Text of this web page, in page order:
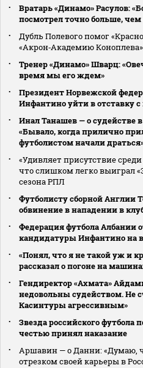
Вратарь «Динамо» Расулов:
посмотрел точно больше,
Дубль Полевого помог
«Акрон‑Академию
Тренер «Динамо» Шварц:
время мы его ждем»
Президент Норвежской
Инфантино уйти в отставку
Инал Танашев — о судействе
«Бывало, когда прилично
футболистом начали
«Удивляет присутствие
что слишком легко выиграл
сезона РПЛ
Футболисту сборной Англии
обвинение в нападении в
Федерация футбола Албании
кандидатуры Инфантино на
«Понял, что я не такой уж и
рассказал о погоне на
Гендиректор «Ахмата»
недовольны судейством. Не
Касинтуры агрессивным»
Звезда российского футбола
честью принял наказание
Аршавин — о Данни: «Думаю,
отрезком своей карьеры в